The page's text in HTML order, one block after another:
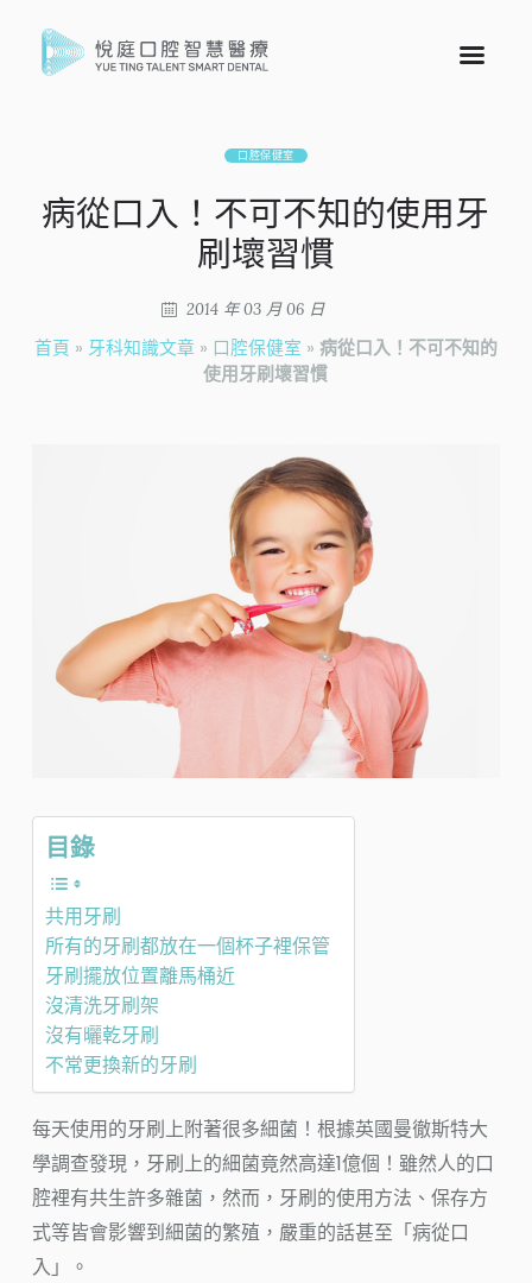
口腔保健室
病從口入！不可不知的使用牙
刷壞習慣
2014 年 03 月 06 日
首頁 » 牙科知識文章 » 口腔保健室 » 病從口入！不可不知的
使用牙刷壞習慣
目錄
共用牙刷
所有的牙刷都放在一個杯子裡保管
牙刷擺放位置離馬桶近
沒清洗牙刷架
沒有曬乾牙刷
不常更換新的牙刷
每天使用的牙刷上附著很多細菌！根據英國曼徹斯特大
學調查發現，牙刷上的細菌竟然高達1億個！雖然人的口
腔裡有共生許多雜菌，然而，牙刷的使用方法、保存方
式等皆會影響到細菌的繁殖，嚴重的話甚至「病從口
入」。